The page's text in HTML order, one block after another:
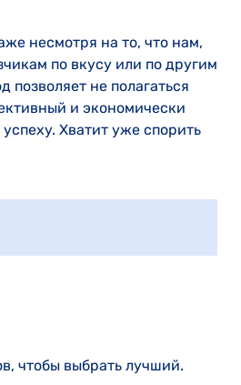
несмотря на то, что нам,
по вкусу или по другим
позволяет не полагаться
и экономически
Хватит уже спорить
чтобы выбрать лучший.